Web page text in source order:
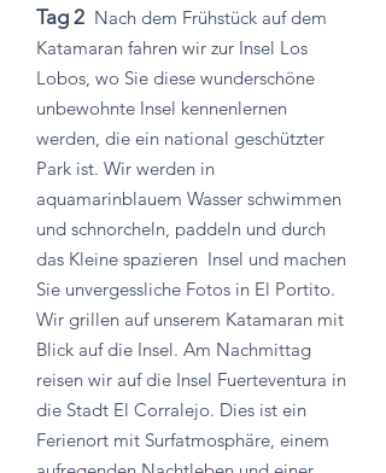
Tag 2 Nach dem Frühstück auf dem
Katamaran fahren wir zur Insel Los
Lobos, wo Sie diese wunderschöne
unbewohnte Insel kennenlernen
werden, die ein national geschützter
Park ist. Wir werden in
aquamarinblauem Wasser schwimmen
und schnorcheln, paddeln und durch
das Kleine spazieren Insel und machen
Sie unvergessliche Fotos in El Portito.
Wir grillen auf unserem Katamaran mit
Blick auf die Insel. Am Nachmittag
reisen wir auf die Insel Fuerteventura in
die Stadt El Corralejo. Dies ist ein
Ferienort mit Surfatmosphäre, einem